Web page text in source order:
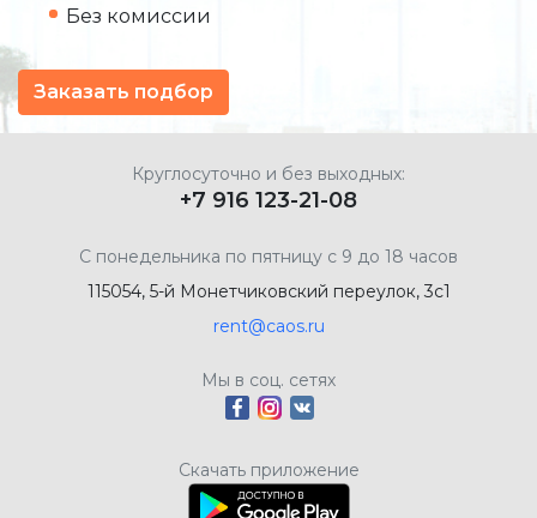
Без комиссии
Заказать подбор
Круглосуточно и без выходных:
+7 916 123-21-08
С понедельника по пятницу с 9 до 18 часов
115054, 5-й Монетчиковский переулок, 3с1
rent@caos.ru
Мы в соц. сетях
Скачать приложение